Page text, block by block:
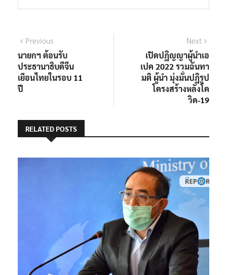
แนะแนว
เรื่อง
PreviousPrevious
post:
นายกฯ ต้อนรับ
ประธานาธิบดีจีน
เยือนไทยในรอบ 11
ปี
Next
เปิดปฏิญญาผู้นำเอ
เปค 2022 รวมฉันทา
มติ ผู้นำ มุ่งมั่นปฏิรูป
โครงสร้างหลังโค
วิด-19
RELATED POSTS